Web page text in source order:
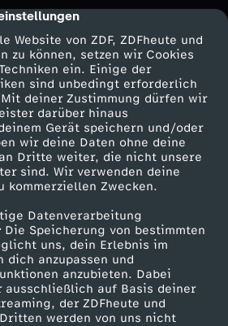
Website von ZDF, ZDFheute und
zu können, setzen wir Cookies
ein. Einige der
sind unbedingt erforderlich
deiner Zustimmung dürfen wir
darüber hinaus
Gerät speichern und/oder
wir deine Daten ohne deine
Dritte weiter, die nicht unsere
sind. Wir verwenden deine
kommerziellen Zwecken.
Datenverarbeitung
Die Speicherung von bestimmten
uns, dein Erlebnis im
dich anzupassen und
anzubieten. Dabei
auf Basis deiner
der ZDFheute und
werden von uns nicht
Service
ZDFmitreden
Kontakt zum ZDF
Tickets
Zuschauerservice
Hilfe